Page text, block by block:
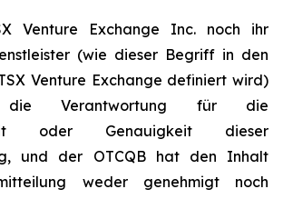
Venture Exchange Inc. noch ihr
(wie dieser Begriff in den
Venture Exchange definiert wird)
die Verantwortung für die
oder Genauigkeit dieser
und der OTCQB hat den Inhalt
weder genehmigt noch